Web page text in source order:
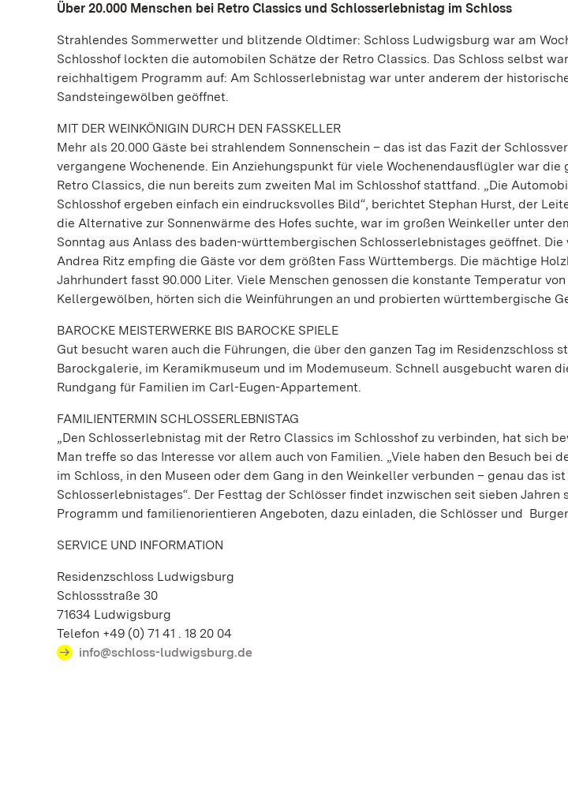
Über 20.000 Menschen bei Retro Classics und Schlosserlebnistag im Schloss
Strahlendes Sommerwetter und blitzende Oldtimer: Schloss Ludwigsburg war am
Schlosshof lockten die automobilen Schätze der Retro Classics. Das Schloss selbst
reichhaltigem Programm auf: Am Schlosserlebnistag war unter anderem der
Sandsteingewölben geöffnet.
MIT DER WEINKÖNIGIN DURCH DEN FASSKELLER
Mehr als 20.000 Gäste bei strahlendem Sonnenschein – das ist das Fazit der
vergangene Wochenende. Ein Anziehungspunkt für viele Wochenendausflügler war
Retro Classics, die nun bereits zum zweiten Mal im Schlosshof stattfand. „Die
Schlosshof ergeben einfach ein eindrucksvolles Bild“, berichtet Stephan Hurst, der
die Alternative zur Sonnenwärme des Hofes suchte, war im großen Weinkeller unter
Sonntag aus Anlass des baden-württembergischen Schlosserlebnistages geöffnet.
Andrea Ritz empfing die Gäste vor dem größten Fass Württembergs. Die mächtige
Jahrhundert fasst 90.000 Liter. Viele Menschen genossen die konstante Temperatur
Kellergewölben, hörten sich die Weinführungen an und probierten württembergische
BAROCKE MEISTERWERKE BIS BAROCKE SPIELE
Gut besucht waren auch die Führungen, die über den ganzen Tag im Residenzschloss
Barockgalerie, im Keramikmuseum und im Modemuseum. Schnell ausgebucht waren
Rundgang für Familien im Carl-Eugen-Appartement.
FAMILIENTERMIN SCHLOSSERLEBNISTAG
„Den Schlosserlebnistag mit der Retro Classics im Schlosshof zu verbinden, hat sich
Man treffe so das Interesse vor allem auch von Familien. „Viele haben den Besuch bei
im Schloss, in den Museen oder dem Gang in den Weinkeller verbunden – genau das
Schlosserlebnistages“. Der Festtag der Schlösser findet inzwischen seit sieben
Programm und familienorientieren Angeboten, dazu einladen, die Schlösser und
SERVICE UND INFORMATION
Residenzschloss Ludwigsburg
Schlossstraße 30
71634 Ludwigsburg
Telefon +49 (0) 71 41 . 18 20 04
info@schloss-ludwigsburg.de